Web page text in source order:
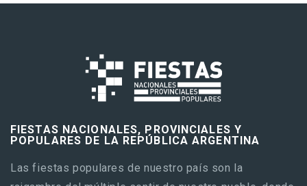
FIESTAS NACIONALES, PROVINCIALES Y
POPULARES DE LA REPÚBLICA ARGENTINA
Las fiestas populares de nuestro país son la